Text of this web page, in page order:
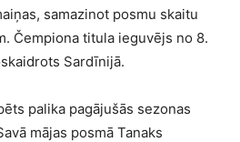
samazinot posmu skaitu
Čempiona titula ieguvējs no 8.
Sardīnijā.
palika pagājušās sezonas
mājas posmā Tanaks